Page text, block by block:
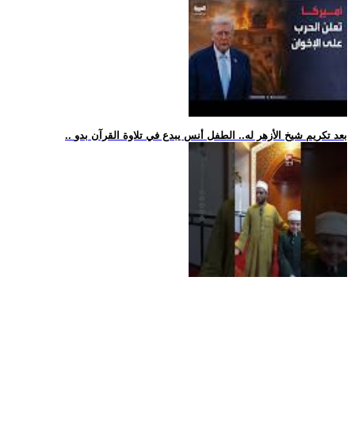
.. بعد تكريم شيخ الأزهر له.. الطفل أنس يبدع في تلاوة القرآن بدو